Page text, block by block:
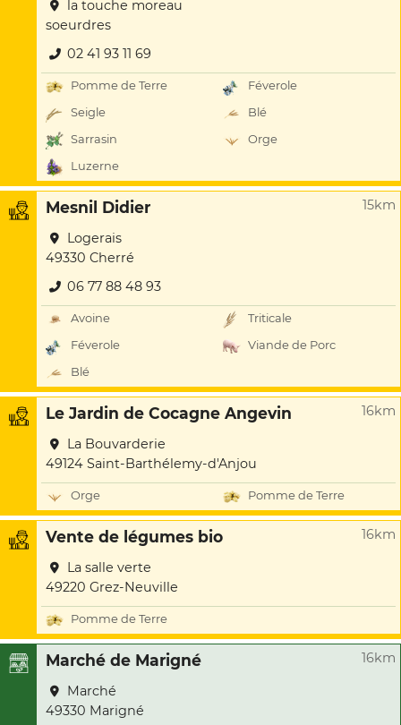
la touche moreau
soeurdres
02 41 93 11 69
Pomme de Terre
Féverole
Seigle
Blé
Sarrasin
Orge
Luzerne
Mesnil Didier 15km
Logerais
49330 Cherré
06 77 88 48 93
Avoine
Triticale
Féverole
Viande de Porc
Blé
Le Jardin de Cocagne Angevin 16km
La Bouvarderie
49124 Saint-Barthélemy-d'Anjou
Orge Pomme de Terre
Vente de légumes bio 16km
La salle verte
49220 Grez-Neuville
Pomme de Terre
Marché de Marigné 16km
Marché
49330 Marigné